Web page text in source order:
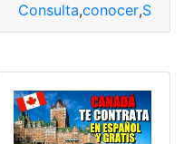
Consulta,conocer,